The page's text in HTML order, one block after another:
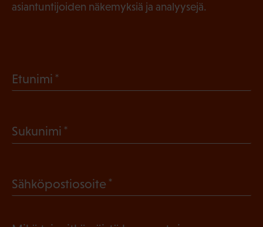
asiantuntijoiden näkemyksiä ja analyysejä.
Etunimi
l
Sukunimi
P
k
Sähköpostiosoite